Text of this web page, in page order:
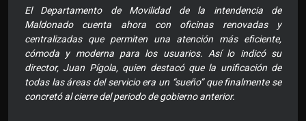
El Departamento de Movilidad de la intendencia de
Maldonado cuenta ahora con oficinas renovadas y
centralizadas que permiten una atención más eficiente,
cómoda y moderna para los usuarios. Así lo indicó su
director, Juan Pígola, quien destacó que la unificación de
todas las áreas del servicio era un “sueño” que finalmente se
concretó al cierre del periodo de gobierno anterior.